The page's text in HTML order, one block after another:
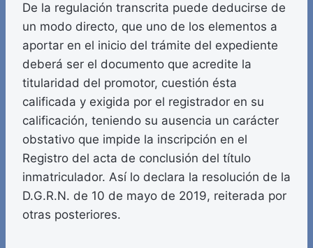
De la regulación transcrita puede deducirse de
un modo directo, que uno de los elementos a
aportar en el inicio del trámite del expediente
deberá ser el documento que acredite la
titularidad del promotor, cuestión ésta
calificada y exigida por el registrador en su
calificación, teniendo su ausencia un carácter
obstativo que impide la inscripción en el
Registro del acta de conclusión del título
inmatriculador. Así lo declara la resolución de la
D.G.R.N. de 10 de mayo de 2019, reiterada por
otras posteriores.